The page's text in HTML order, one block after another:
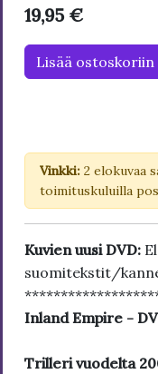
19,95 €
Lisää ostoskoriin
Vinkki: 2 elokuvaa
toimituskuluilla
Kuvien uusi DVD:
suomitekstit/
Inland Empire -
Trilleri vuodelta